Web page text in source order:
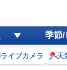
季節/
ライブカメラ 天